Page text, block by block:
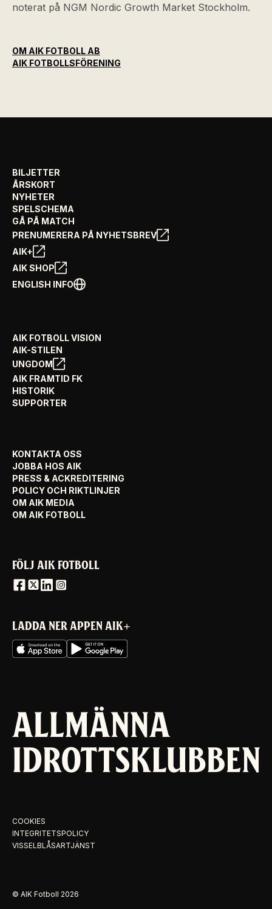
noterat på NGM Nordic Growth Market Stockholm.
OM AIK FOTBOLL AB
AIK FOTBOLLSFÖRENING
BILJETTER
ÅRSKORT
NYHETER
SPELSCHEMA
GÅ PÅ MATCH
PRENUMERERA PÅ NYHETSBREV
AIK+
AIK SHOP
ENGLISH INFO
AIK FOTBOLL VISION
AIK-STILEN
UNGDOM
AIK FRAMTID FK
HISTORIK
SUPPORTER
KONTAKTA OSS
JOBBA HOS AIK
PRESS & ACKREDITERING
POLICY OCH RIKTLINJER
OM AIK MEDIA
OM AIK FOTBOLL
FÖLJ AIK FOTBOLL
LADDA NER APPEN AIK+
COOKIES
INTEGRITETSPOLICY
VISSELBLÅSARTJÄNST
© AIK Fotboll 2026